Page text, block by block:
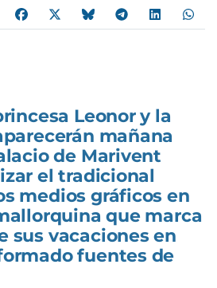
Leonor y la
mañana
de Marivent
el tradicional
medios gráficos en
que marca
sus vacaciones en
fuentes de